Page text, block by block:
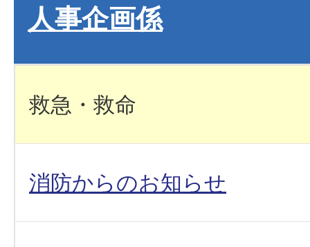
人事企画係
救急・救命
消防からのお知らせ